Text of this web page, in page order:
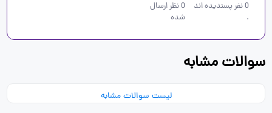
0نفر پسندیده اند
.
0نظر ارسال
شده
سوالات مشابه
لیست سوالات مشابه